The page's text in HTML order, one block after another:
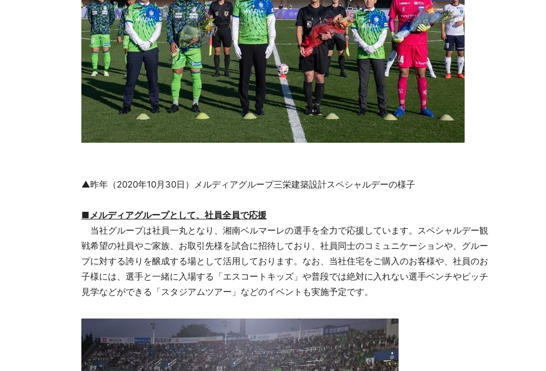
▲昨年（2020年10月30日）メルディアグループ三栄建築設計スペシャルデーの様子
■メルディアグループとして、社員全員で応援
当社グループは社員一丸となり、湘南ベルマーレの選手を全力で応援しています。スペシャルデー観
戦希望の社員やご家族、お取引先様を試合に招待しており、社員同士のコミュニケーションや、グルー
プに対する誇りを醸成する場として活用しております。なお、当社住宅をご購入のお客様や、社員のお
子様には、選手と一緒に入場する「エスコートキッズ」や普段では絶対に入れない選手ベンチやピッチ
見学などができる「スタジアムツアー」などのイベントも実施予定です。